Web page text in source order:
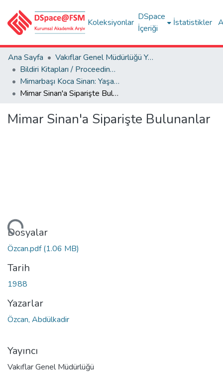
Koleksiyonlar
DSpace
İçeriği
İstatistikler
Ana Sayfa
Vakıflar Genel Müdürlüğü Yayınları
Bildiri Kitapları / Proceedings Books
Mimarbaşı Koca Sinan: Yaşadığı Çağ ve Eserleri 1-2
Mimar Sinan'a Siparişte Bulunanlar
Mimar Sinan'a Siparişte Bulunanlar
Dosyalar
Özcan.pdf(1.06 MB)
Tarih
1988
Yazarlar
Özcan, Abdülkadir
Yayıncı
Vakıflar Genel Müdürlüğü